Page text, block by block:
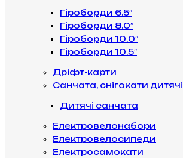
Гіроборди 6.5″
Гіроборди 8.0″
Гіроборди 10.0″
Гіроборди 10.5″
Дріфт-карти
Санчата, снігокати дитячі
Дитячі санчата
Електровелонабори
Електровелосипеди
Електросамокати